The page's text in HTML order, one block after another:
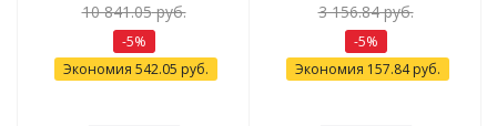
10 841.05руб.
-5%
Экономия 542.05 руб.
3 156.84руб.
-5%
Экономия 157.84руб.